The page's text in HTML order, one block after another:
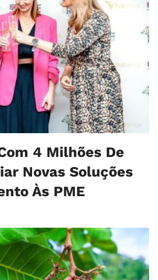
4 Milhões De
Novas Soluções
Às PME